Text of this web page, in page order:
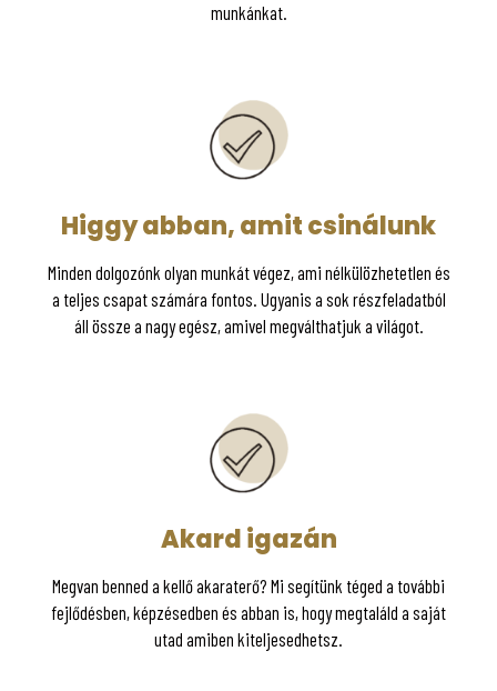
munkánkat.
Higgy abban, amit csinálunk
Minden dolgozónk olyan munkát végez, ami nélkülözhetetlen és
a teljes csapat számára fontos. Ugyanis a sok részfeladatból
áll össze a nagy egész, amivel megválthatjuk a világot.
Akard igazán
Megvan benned a kellő akaraterő? Mi segítünk téged a további
fejlődésben, képzésedben és abban is, hogy megtaláld a saját
utad amiben kiteljesedhetsz.